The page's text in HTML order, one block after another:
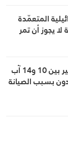
المتعمّدة
يجوز أن تمر
الأمن الداخلي: تدابير سير بين 10 و14 آب
بسبب الصيانة